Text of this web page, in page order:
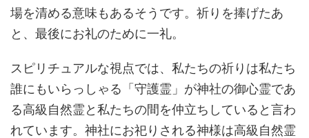
場を清める意味もあるそうです。祈りを捧げたあ
と、最後にお礼のために一礼。
スピリチュアルな視点では、私たちの祈りは私たち
誰にもいらっしゃる「守護霊」が神社の御心霊であ
る高級自然霊と私たちの間を仲立ちしていると言わ
れています。神社にお祀りされる神様は高級自然霊